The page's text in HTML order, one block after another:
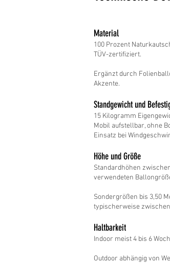
Material
100 Prozent
TÜV-zertifiziert.
Ergänzt durch
Akzente.
Standgewicht und
​15 Kilogramm
Mobil aufstellbar, ohne
Einsatz bei
Höhe und Größe
Standardhöhen
verwendeten
Sondergrößen bis 3,50
typischerweise
Haltbarkeit
Indoor meist 4 bis 6
Outdoor abhängig von